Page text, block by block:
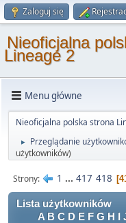
Zaloguj się
Nieoficjalna
Lineage 2
Menu główne
Nieoficjalna polska strona
► Przeglądanie
użytkowników)
Strony 1 ... 417 418
Lista użytkowników
A B C D E F G H